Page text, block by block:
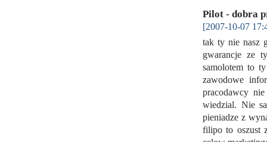
Pilot - dobra
[2007-10-07
tak ty nie nasz
gwarancje ze
samolotem to
zawodowe
pracodawcy
wiedzial. Nie
pieniadze z
filipo to oszust